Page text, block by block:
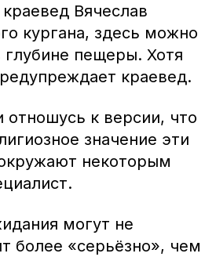
Вячеслав
кургана, здесь можно
пещеры. Хотя
краевед.
отношусь к версии, что
значение эти
некоторым
могут не
более «серьёзно», чем